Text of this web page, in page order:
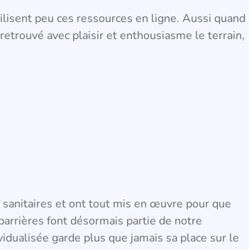
peu ces ressources en ligne. Aussi quand
avec plaisir et enthousiasme le terrain,
et ont tout mis en œuvre pour que
font désormais partie de notre
garde plus que jamais sa place sur le